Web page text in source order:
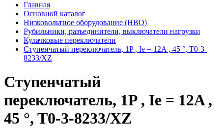
Главная
Основной каталог
Низковольтное оборудование (НВО)
Рубильники, разъединители, выключатели нагрузки
Кулачковые переключатели
Ступенчатый переключатель, 1P , Ie = 12A , 45 °, T0-3-
8233/XZ
Ступенчатый
переключатель, 1P , Ie = 12A ,
45 °, T0-3-8233/XZ